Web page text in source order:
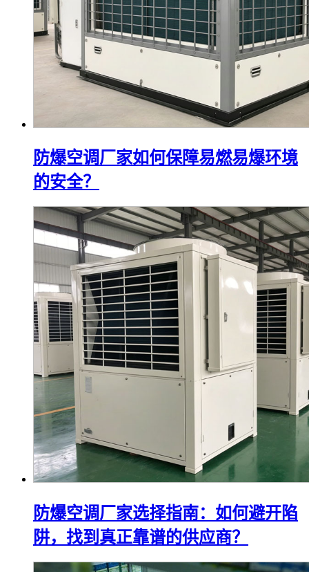
防爆空调厂家如何保障易燃易爆环境
的安全？
防爆空调厂家选择指南：如何避开陷
阱，找到真正靠谱的供应商？